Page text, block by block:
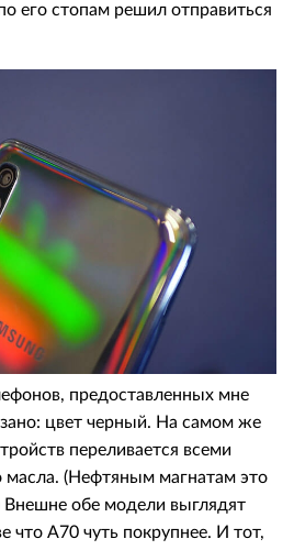
его стопам решил отправиться
предоставленных мне
цвет черный. На самом же
переливается всеми
(Нефтяным магнатам это
обе модели выглядят
что А70 чуть покрупнее. И тот,